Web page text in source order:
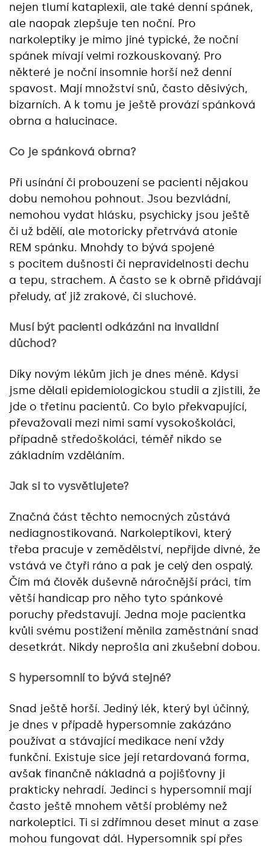
nejen tlumí kataplexii, ale také denní spánek,
ale naopak zlepšuje ten noční. Pro
narkoleptiky je mimo jiné typické, že noční
spánek mívají velmi rozkouskovaný. Pro
některé je noční insomnie horší než denní
spavost. Mají množství snů, často děsivých,
bizarních. A k tomu je ještě provází spánková
obrna a halucinace.
Co je spánková obrna?
Při usínání či probouzení se pacienti nějakou
dobu nemohou pohnout. Jsou bezvládní,
nemohou vydat hlásku, psychicky jsou ještě
či už bdělí, ale motoricky přetrvává atonie
REM spánku. Mnohdy to bývá spojené
s pocitem dušnosti či nepravidelnosti dechu
a tepu, strachem. A často se k obrně přidávají
přeludy, ať již zrakové, či sluchové.
Musí být pacienti odkázáni na invalidní
důchod?
Díky novým lékům jich je dnes méně. Kdysi
jsme dělali epidemiologickou studii a zjistili, že
jde o třetinu pacientů. Co bylo překvapující,
převažovali mezi nimi samí vysokoškoláci,
případně středoškoláci, téměř nikdo se
základním vzděláním.
Jak si to vysvětlujete?
Značná část těchto nemocných zůstává
nediagnostikovaná. Narkoleptikovi, který
třeba pracuje v zemědělství, nepřijde divné, že
vstává ve čtyři ráno a pak je celý den ospalý.
Čím má člověk duševně náročnější práci, tím
větší handicap pro něho tyto spánkové
poruchy představují. Jedna moje pacientka
kvůli svému postižení měnila zaměstnání snad
desetkrát. Nikdy neprošla ani zkušební dobou.
S hypersomnií to bývá stejné?
Snad ještě horší. Jediný lék, který byl účinný,
je dnes v případě hypersomnie zakázáno
používat a stávající medikace není vždy
funkční. Existuje sice její retardovaná forma,
avšak finančně nákladná a pojišťovny ji
prakticky nehradí. Jedinci s hypersomnií mají
často ještě mnohem větší problémy než
narkoleptici. Ti si zdřímnou deset minut a zase
mohou fungovat dál. Hypersomnik spí přes